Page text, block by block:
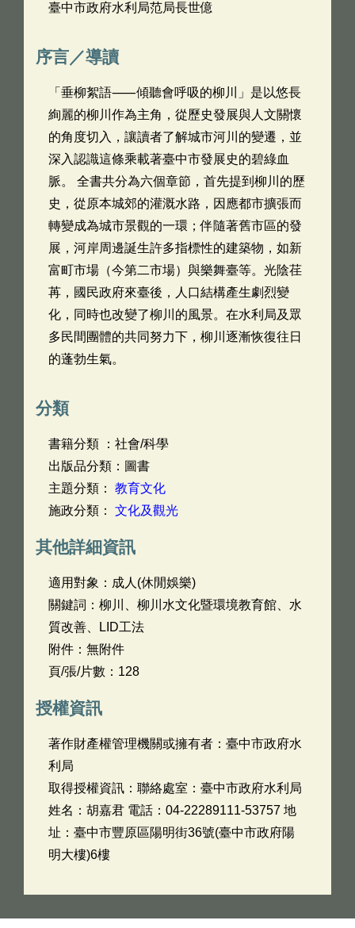
臺中市政府水利局范局長世億
序言／導讀
「垂柳絮語⸺傾聽會呼吸的柳川」是以悠長
絢麗的柳川作為主角，從歷史發展與人文關懷
的角度切入，讓讀者了解城市河川的變遷，並
深入認識這條乘載著臺中市發展史的碧綠血
脈。 全書共分為六個章節，首先提到柳川的歷
史，從原本城郊的灌溉水路，因應都市擴張而
轉變成為城市景觀的一環；伴隨著舊市區的發
展，河岸周邊誕生許多指標性的建築物，如新
富町市場（今第二市場）與樂舞臺等。光陰荏
苒，國民政府來臺後，人口結構產生劇烈變
化，同時也改變了柳川的風景。在水利局及眾
多民間團體的共同努力下，柳川逐漸恢復往日
的蓬勃生氣。
分類
書籍分類 ：社會/科學
出版品分類：圖書
主題分類： 教育文化
施政分類： 文化及觀光
其他詳細資訊
適用對象：成人(休閒娛樂)
關鍵詞：柳川、柳川水文化暨環境教育館、水
質改善、LID工法
附件：無附件
頁/張/片數：128
授權資訊
著作財產權管理機關或擁有者：臺中市政府水
利局
取得授權資訊：聯絡處室：臺中市政府水利局
姓名：胡嘉君 電話：04-22289111-53757 地
址：臺中市豐原區陽明街36號(臺中市政府陽
明大樓)6樓